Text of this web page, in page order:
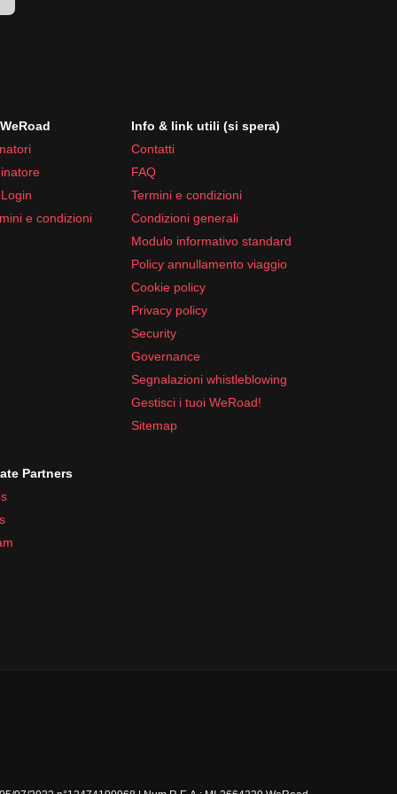
e condizioni
Info & link utili (si spera)
Contatti
FAQ
Termini e condizioni
Condizioni generali
Modulo informativo standard
Policy annullamento viaggio
Cookie policy
Privacy policy
Security
Governance
Segnalazioni whistleblowing
Gestisci i tuoi WeRoad!
Sitemap
Partners